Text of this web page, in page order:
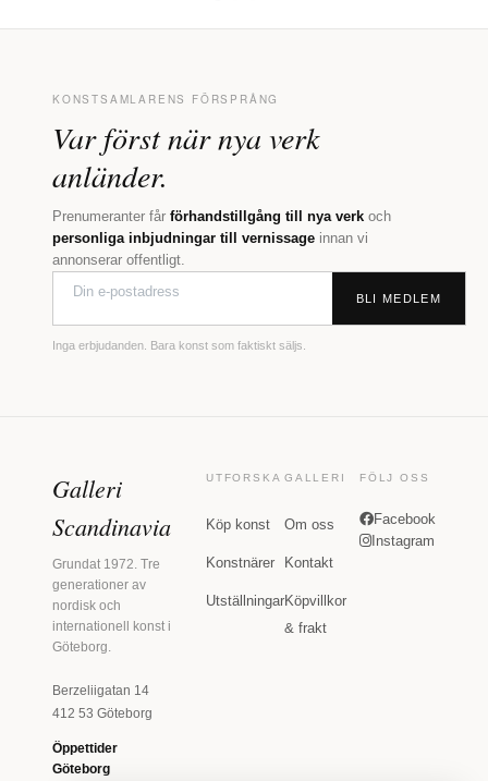
KONSTSAMLARENS FÖRSPRÅNG
Var först när nya verk
anländer.
Prenumeranter får förhandstillgång till nya verk och
personliga inbjudningar till vernissage innan vi
annonserar offentligt.
BLI MEDLEM
Inga erbjudanden. Bara konst som faktiskt säljs.
Galleri
Scandinavia
Grundat 1972. Tre
generationer av
nordisk och
internationell konst i
Göteborg.
Berzeliigatan 14
412 53 Göteborg
Öppettider
Göteborg
UTFORSKA
Köp konst
Konstnärer
Utställningar
GALLERI
Om oss
Kontakt
Köpvillkor
& frakt
FÖLJ OSS
Facebook
Instagram